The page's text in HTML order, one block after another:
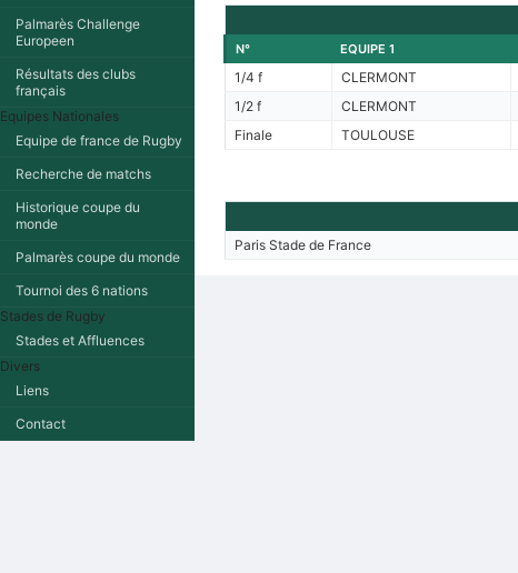
Palmarès Challenge
Europeen
Résultats des clubs
français
Equipes Nationales
Equipe de france de Rugby
Recherche de matchs
Historique coupe du
monde
Palmarès coupe du monde
Tournoi des 6 nations
Stades de Rugby
Stades et Affluences
Divers
Liens
Contact
N°
EQUIPE 1
1/4 f CLERMONT
1/2 f
CLERMONT
Finale
TOULOUSE
Paris Stade de France